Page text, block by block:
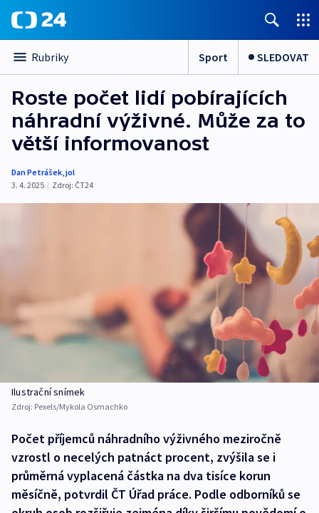
Rubriky Sport SLEDOVAT
Roste počet lidí pobírajících
náhradní výživné. Může za to
větší informovanost
Dan Petrášek,jol
3. 4. 2025 | Zdroj: ČT24
Ilustrační snímek
Zdroj: Pexels/Mykola Osmachko
Počet příjemců náhradního výživného meziročně
vzrostl o necelých patnáct procent, zvýšila se i
průměrná vyplacená částka na dva tisíce korun
měsíčně, potvrdil ČT Úřad práce. Podle odborníků se